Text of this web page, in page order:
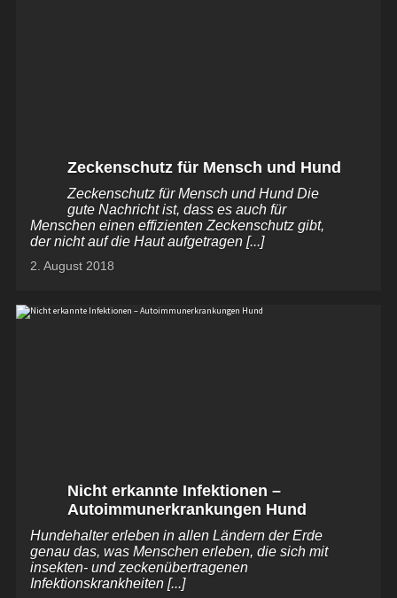
Zeckenschutz für Mensch und Hund
Zeckenschutz für Mensch und Hund Die
gute Nachricht ist, dass es auch für
Menschen einen effizienten Zeckenschutz gibt,
der nicht auf die Haut aufgetragen [...]
2. August 2018
Nicht erkannte Infektionen –
Autoimmunerkrankungen Hund
Hundehalter erleben in allen Ländern der Erde
genau das, was Menschen erleben, die sich mit
insekten- und zeckenübertragenen
Infektionskrankheiten [...]